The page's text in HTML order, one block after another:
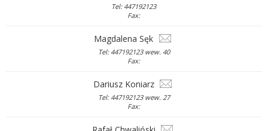
Tel: 447192123
Fax:
Magdalena Sęk
Tel: 447192123 wew. 40
Fax:
Dariusz Koniarz
Tel: 447192123 wew. 27
Fax: